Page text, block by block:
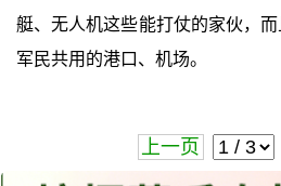
艇、无人机这些能打仗的家伙，
军民共用的港口、机场。
上一页